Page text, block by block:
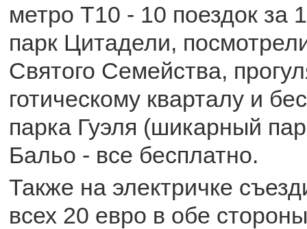
метро Т10 - 10 поездок за
парк Цитадели,
Святого Семейства,
готическому кварталу и
парка Гуэля (шикарный
Бальо - все бесплатно.
Также на электричке
всех 20 евро в обе